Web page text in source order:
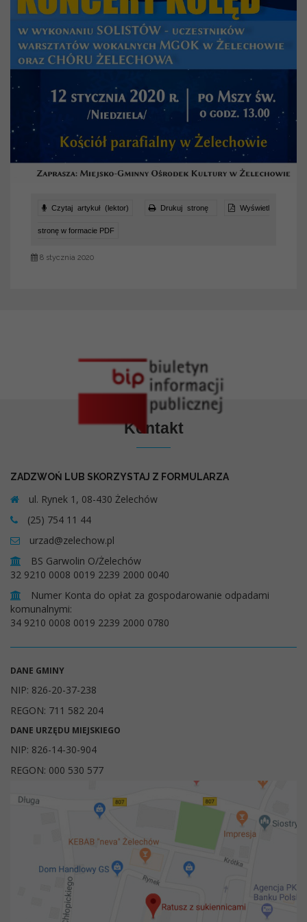
Czytaj artykuł (lektor) Drukuj stronę Wyświetl
stronę w formacie PDF
8 stycznia 2020
Kontakt
ZADZWOŃ LUB SKORZYSTAJ Z FORMULARZA
ul. Rynek 1, 08-430 Żelechów
(25) 754 11 44
urzad@zelechow.pl
BS Garwolin O/Żelechów
32 9210 0008 0019 2239 2000 0040
Numer Konta do opłat za gospodarowanie odpadami
komunalnymi:
34 9210 0008 0019 2239 2000 0780
DANE GMINY
NIP: 826-20-37-238
REGON: 711 582 204
DANE URZĘDU MIEJSKIEGO
NIP: 826-14-30-904
REGON: 000 530 577